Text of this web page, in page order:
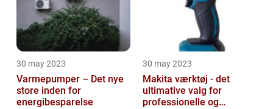
30 may 2023
Varmepumper – Det nye
store inden for
energibesparelse
30 may 2023
Makita værktøj - det
ultimative valg for
professionelle og